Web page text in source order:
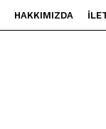
HAKKIMIZDA